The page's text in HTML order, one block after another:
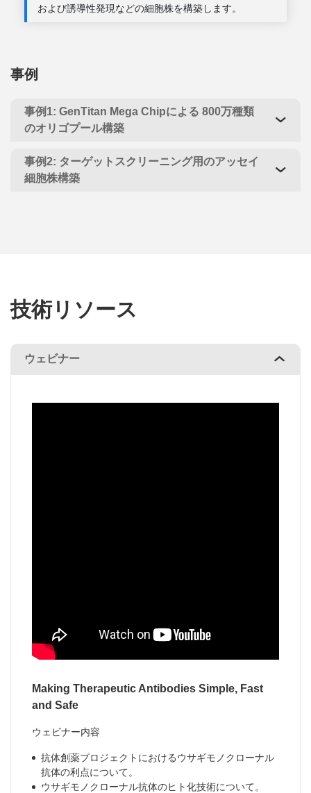
および誘導性発現などの細胞株を構築します。
事例
事例1: GenTitan Mega Chipによる 800万種類
のオリゴプール構築
事例2: ターゲットスクリーニング用のアッセイ
細胞株構築
技術リソース
ウェビナー
Making Therapeutic Antibodies Simple, Fast
and Safe
ウェビナー内容
抗体創薬プロジェクトにおけるウサギモノクローナル
抗体の利点について。
ウサギモノクローナル抗体のヒト化技術について。